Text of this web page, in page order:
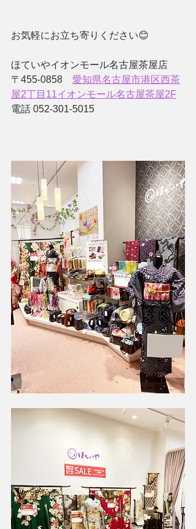
お気軽にお立ち寄りください😊
ほていやイオンモール名古屋茶屋店
〒455-0858 愛知県名古屋市港区西茶
屋2丁目11イオンモール名古屋茶屋2F
電話 052-301-5015